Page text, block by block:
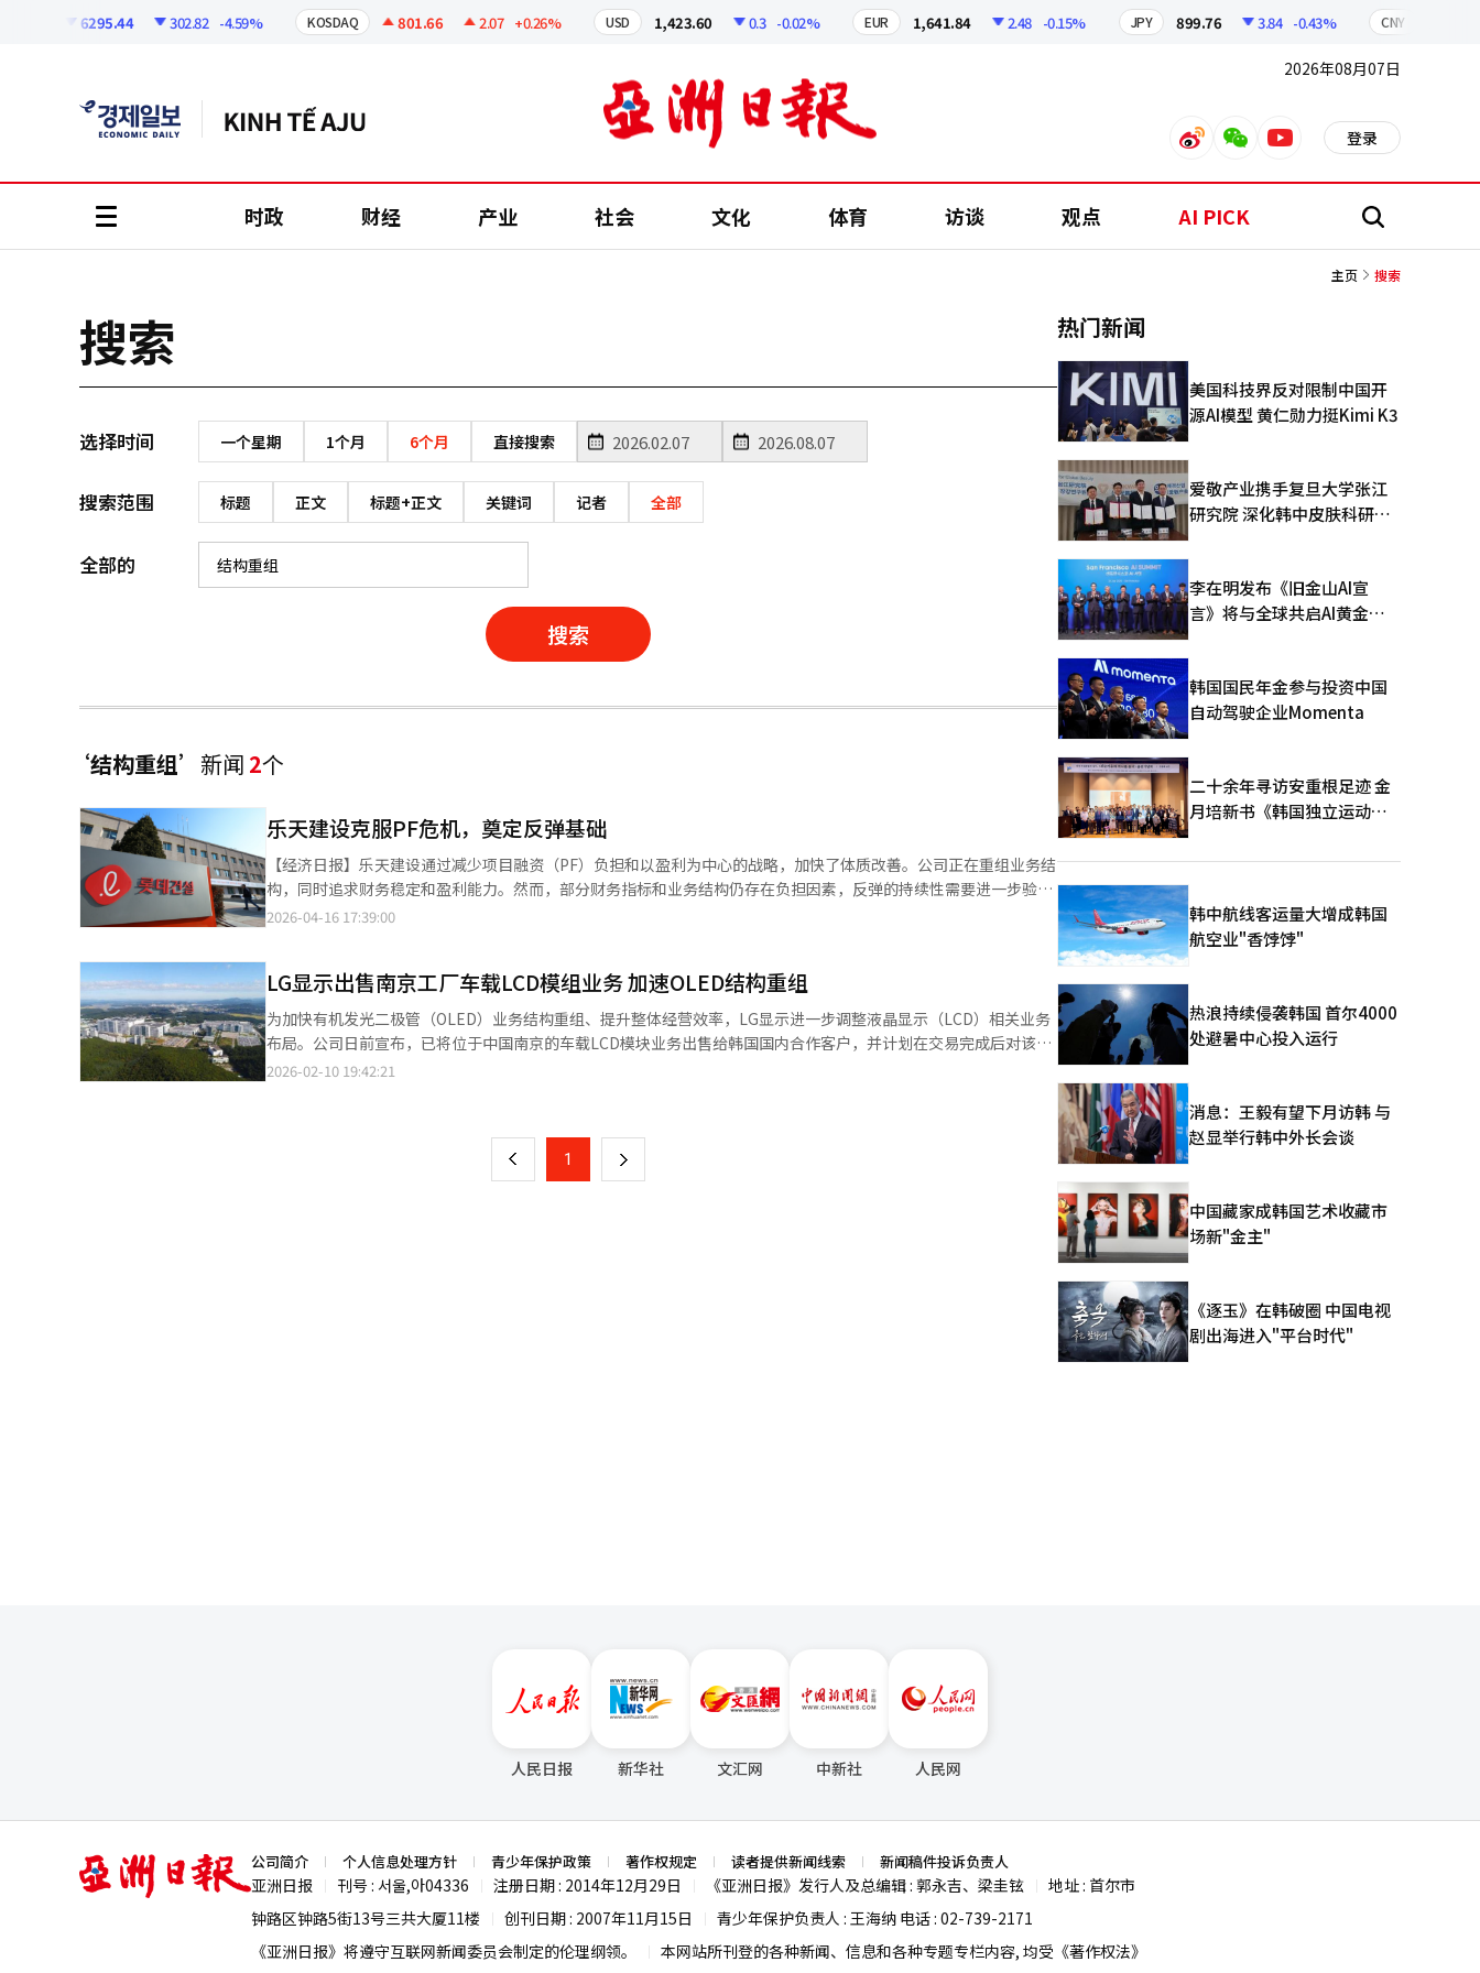
6295.44 302.82 -4.59% KOSDAQ 801.66 2.07 +0.26% USD 1,423.60 0.3 -0.02% EUR 1,641.84 2.48 -0.15% JPY 899.76 3.84 -0.43% CNY
2026年08月07日
weiboweixinyoutube 登录
时政 财经 产业 社会 文化 体育 访谈 观点 AI PICK 搜
主页 搜索
搜索
选择时间 一个星期 1个月 6个月 直接搜索
搜索范围 标题 正文 标题+正文 关键词 记者 全部
全部的
搜索
‘结构重组’ 新闻 2个
乐天建设克服PF危机，奠定反弹基础
【经济日报】乐天建设通过减少项目融资（PF）负担和以盈利为中心的战略，加快了体质改善。公司正在重组业务结
构，同时追求财务稳定和盈利能力。然而，部分财务指标和业务结构仍存在负担因素，反弹的持续性需要进一步验
证。据建筑业界16日消息，乐天建设正在重组以城市整备、工厂和开发项目为中心的业务组合。公司正在加强开发功
稳定性指标也有所改善。负债率从2024年的196%降至去年的186.7%，流动比率上升至120%。然而，整体财务结构
尚未完全稳定，借款依赖度上升至28%，利息保障比率从97%降至64%。或有债务担保规模从2022年底的6.8万亿韩
元减少到3万亿韩元出头。PF风险减少，长期化到期结构缓解了短期流动性压力。公司计划将其减少到2万亿韩元以
下，以低于自有资本的水平进行管理。城市整备业务部门的恢复趋势明显。去年订单额为3.3668万亿韩元，同比增加
一倍以上。利用高端品牌“Le El”在核心位置增强了订单竞争力。这些变化与吴一根代表上任后强调的经营方向相吻
住宅和建筑·土木业务。房地产市场波动可能对业绩产生重大影响，若住宅市场放缓，业绩波动性可能扩大。自营业
务扩展也具有双面性。为增强开发商能力而增加的自营业务收入在两年内增长约四倍，达到4215亿韩元。虽然开发收
2026-04-16 17:39:00
LG显示出售南京工厂车载LCD模组业务 加速OLED结构重组
为加快有机发光二极管（OLED）业务结构重组、提升整体经营效率，LG显示进一步调整液晶显示（LCD）相关业务
布局。公司日前宣布，已将位于中国南京的车载LCD模块业务出售给韩国国内合作客户，并计划在交易完成后对该业
务实施全面外包。 LG显示日前发布公告称，公司已与拓润整体解决方案（Toprun Total Solution）南京法人
用LCD模块业务仍将由LG显示继续负责。交易完成后，LG显示将不再自行生产车载LCD模块，而是通过外包方式进
业务的同时，集中资源向高附加值领域转型，打造“技术型企业”的战略性选择。公司希望通过精简固定成本、提升
2026-02-10 19:42:21
上 1 下
热门新闻
美国科技界反对限制中国开
源AI模型 黄仁勋力挺Kimi K3
爱敬产业携手复旦大学张江
研究院 深化韩中皮肤科研合
李在明发布《旧金山AI宣
言》将与全球共启AI黄金时
韩国国民年金参与投资中国
自动驾驶企业Momenta
二十余年寻访安重根足迹 金
月培新书《韩国独立运动圣
版
韩中航线客运量大增成韩国
航空业"香饽饽"
热浪持续侵袭韩国 首尔4000
处避暑中心投入运行
消息：王毅有望下月访韩 与
赵显举行韩中外长会谈
中国藏家成韩国艺术收藏市
场新"金主"
《逐玉》在韩破圈 中国电视
剧出海进入"平台时代"
人民日报 新华社 文汇网 中新社 人民网
亚
洲
日
公司简介 个人信息处理方针 青少年保护政策 著作权规定 读者提供新闻线索 新闻稿件投诉负责人
亚洲日报 刊号 : 서울,아04336 注册日期 : 2014年12月29日 《亚洲日报》发行人及总编辑 : 郭永吉、梁圭铉
地址 : 首尔市
钟路区钟路5街13号三共大厦11楼
创刊日期 : 2007年11月15日
青少年保护负责人 : 王海纳 电话 : 02-739-2171
《亚洲日报》将遵守互联网新闻委员会制定的伦理纲领。
本网站所刊登的各种新闻、信息和各种专题专栏内容, 均受《著作权法》